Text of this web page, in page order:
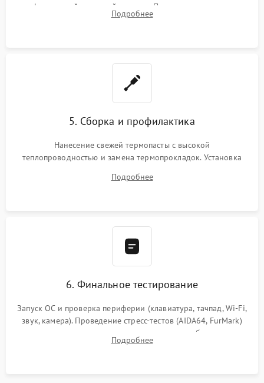
инфракрасной паяльной станции. Прошивка микросхемы
BIOS или замена поврежденных портов USB
Подробнее
5. Сборка и профилактика
Нанесение свежей термопасты с высокой
теплопроводностью и замена термопрокладок. Установка
шлейфов, модулей памяти и накопителей. Предварительная
Подробнее
6. Финальное тестирование
Запуск ОС и проверка периферии (клавиатура, тачпад, Wi-Fi,
звук, камера). Проведение стресс-тестов (AIDA64, FurMark)
для контроля температурного режима и стабильности
системы под пиковой нагрузкой.
Подробнее